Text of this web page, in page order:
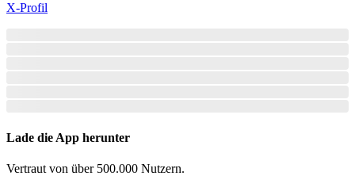
X-Profil
Lade die App herunter
Vertraut von über 500.000 Nutzern.